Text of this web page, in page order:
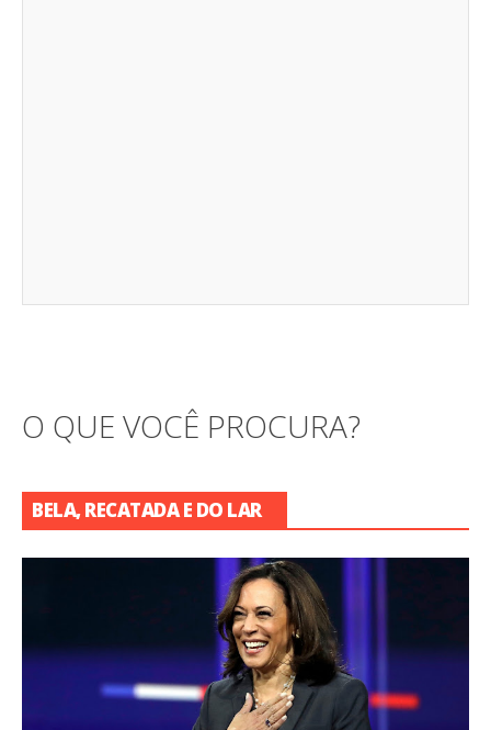
O QUE VOCÊ PROCURA?
BELA, RECATADA E DO LAR